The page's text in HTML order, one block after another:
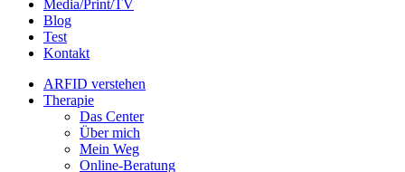
Media/Print/TV
Blog
Test
Kontakt
ARFID verstehen
Therapie
Das Center
Über mich
Mein Weg
Online-Beratung